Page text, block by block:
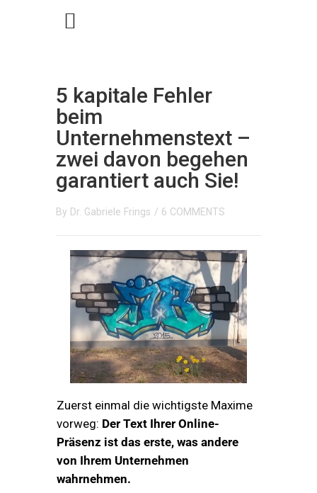
5 kapitale Fehler
beim
Unternehmenstext –
zwei davon begehen
garantiert auch Sie!
By Dr. Gabriele Frings / 6 COMMENTS
Zuerst einmal die wichtigste Maxime
vorweg: Der Text Ihrer Online-
Präsenz ist das erste, was andere
von Ihrem Unternehmen
wahrnehmen.